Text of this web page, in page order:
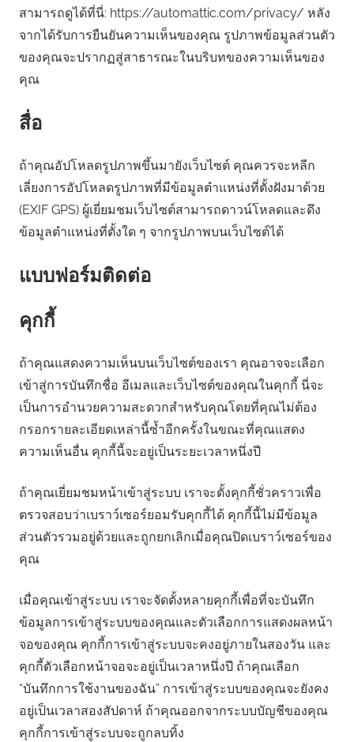
สามารถดูได้ที่นี่: https://automattic.com/privacy/ หลัง
จากได้รับการยืนยันความเห็นของคุณ รูปภาพข้อมูลส่วนตัว
ของคุณจะปรากฏสู่สาธารณะในบริบทของความเห็นของ
คุณ
สื่อ
ถ้าคุณอัปโหลดรูปภาพขึ้นมายังเว็บไซต์ คุณควรจะหลีก
เลี่ยงการอัปโหลดรูปภาพที่มีข้อมูลตำแหน่งที่ตั้งฝังมาด้วย
(EXIF GPS) ผู้เยี่ยมชมเว็บไซต์สามารถดาวน์โหลดและดึง
ข้อมูลตำแหน่งที่ตั้งใด ๆ จากรูปภาพบนเว็บไซต์ได้
แบบฟอร์มติดต่อ
คุกกี้
ถ้าคุณแสดงความเห็นบนเว็บไซต์ของเรา คุณอาจจะเลือก
เข้าสู่การบันทึกชื่อ อีเมลและเว็บไซต์ของคุณในคุกกี้ นี่จะ
เป็นการอำนวยความสะดวกสำหรับคุณโดยที่คุณไม่ต้อง
กรอกรายละเอียดเหล่านี้ซ้ำอีกครั้งในขณะที่คุณแสดง
ความเห็นอื่น คุกกี้นี้จะอยู่เป็นระยะเวลาหนึ่งปี
ถ้าคุณเยี่ยมชมหน้าเข้าสู่ระบบ เราจะตั้งคุกกี้ชั่วคราวเพื่อ
ตรวจสอบว่าเบราว์เซอร์ยอมรับคุกกี้ได้ คุกกี้นี้ไม่มีข้อมูล
ส่วนตัวรวมอยู่ด้วยและถูกยกเลิกเมื่อคุณปิดเบราว์เซอร์ของ
คุณ
เมื่อคุณเข้าสู่ระบบ เราจะจัดตั้งหลายคุกกี้เพื่อที่จะบันทึก
ข้อมูลการเข้าสู่ระบบของคุณและตัวเลือกการแสดงผลหน้า
จอของคุณ คุกกี้การเข้าสู่ระบบจะคงอยู่ภายในสองวัน และ
คุกกี้ตัวเลือกหน้าจอจะอยู่เป็นเวลาหนึ่งปี ถ้าคุณเลือก
“บันทึกการใช้งานของฉัน” การเข้าสู่ระบบของคุณจะยังคง
อยู่เป็นเวลาสองสัปดาห์ ถ้าคุณออกจากระบบบัญชีของคุณ
คุกกี้การเข้าสู่ระบบจะถูกลบทิ้ง